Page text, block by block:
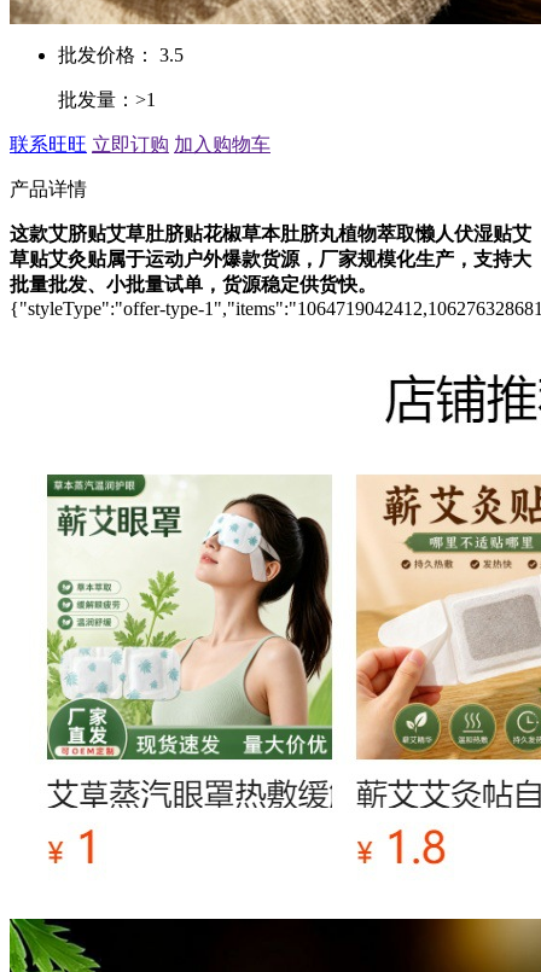
批发价格： 3.5
批发量：>1
联系旺旺 立即订购 加入购物车
产品详情
这款艾脐贴艾草肚脐贴花椒草本肚脐丸植物萃取懒人伏湿贴艾
草贴艾灸贴属于运动户外爆款货源，厂家规模化生产，支持大
批量批发、小批量试单，货源稳定供货快。
{"styleType":"offer-type-